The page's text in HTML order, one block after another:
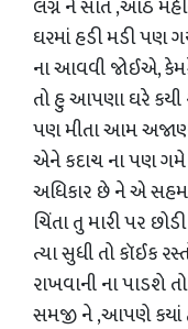
લગ્ન ને સાત ,આઠ
ઘરમાં હડી મડી પણ
ના આવવી જોઈએ,
તો હુ આપણા ઘરે કયી
પણ મીતા આમ
એને કદાચ ના પણ
અધિકાર છે ને એ
ચિંતા તુ મારી પર
ત્યા સુધી તો કૉઈક
રાખવાની ના
સમજી ને ,આપણે કયાં